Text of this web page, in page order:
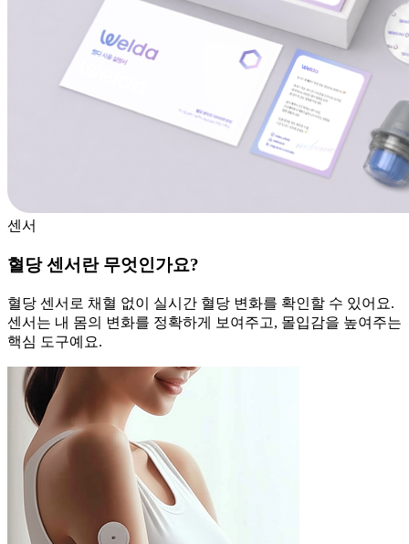
센서
혈당 센서란 무엇인가요?
혈당 센서로 채혈 없이 실시간 혈당 변화를 확인할 수 있어요.
센서는 내 몸의 변화를 정확하게 보여주고, 몰입감을 높여주는
핵심 도구예요.